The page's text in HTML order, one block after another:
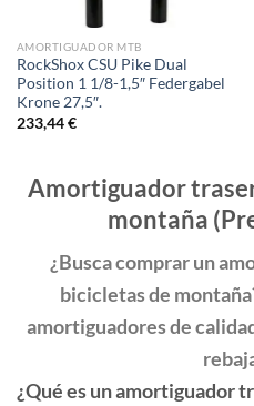
AMORTIGUADOR MTB
RockShox CSU Pike Dual
Position 1 1/8-1,5″ Federgabel
Krone 27,5″.
233,44€
Amortiguador
montaña
¿Busca comprar un
bicicletas de
amortiguadores de
¿Qué es un amortiguador